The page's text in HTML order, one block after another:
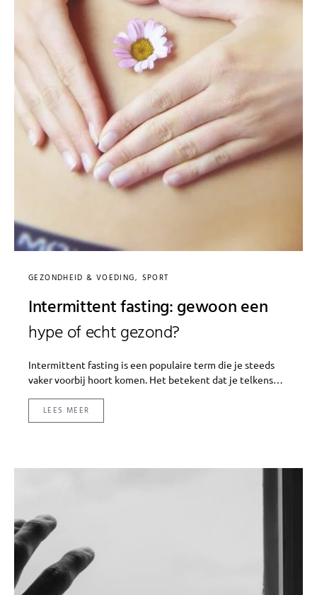
GEZONDHEID & VOEDING SPORT
Intermittent fasting: gewoon een
hype of echt gezond?
Intermittent fasting is een populaire term die je steeds
vaker voorbij hoort komen. Het betekent dat je telkens…
LEES MEER